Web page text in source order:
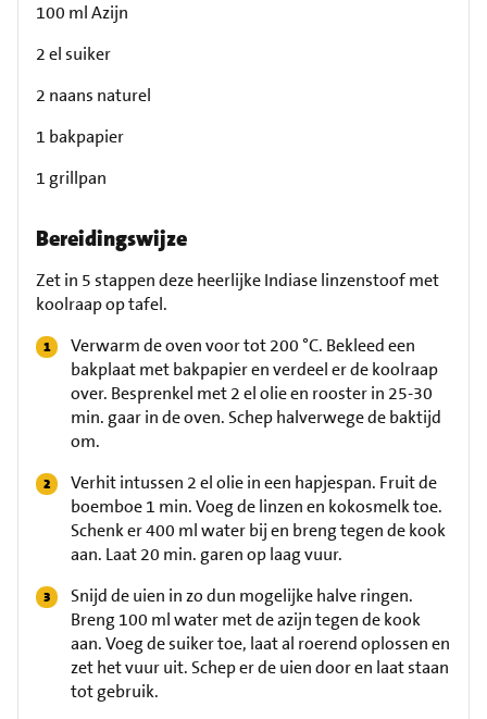
100 ml Azijn
2 el suiker
2 naans naturel
1 bakpapier
1 grillpan
Bereidingswijze
Zet in 5 stappen deze heerlijke Indiase linzenstoof met
koolraap op tafel.
Verwarm de oven voor tot 200 °C. Bekleed een
bakplaat met bakpapier en verdeel er de koolraap
over. Besprenkel met 2 el olie en rooster in 25-30
min. gaar in de oven. Schep halverwege de baktijd
om.
Verhit intussen 2 el olie in een hapjespan. Fruit de
boemboe 1 min. Voeg de linzen en kokosmelk toe.
Schenk er 400 ml water bij en breng tegen de kook
aan. Laat 20 min. garen op laag vuur.
Snijd de uien in zo dun mogelijke halve ringen.
Breng 100 ml water met de azijn tegen de kook
aan. Voeg de suiker toe, laat al roerend oplossen en
zet het vuur uit. Schep er de uien door en laat staan
tot gebruik.